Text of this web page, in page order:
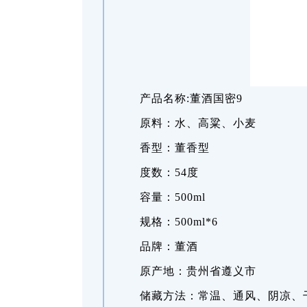
产品名称:董酒国密9
原料：水、高粱、小麦
香型：董香型
度数：54度
容量：500ml
规格：500ml*6
品牌：董酒
原产地：贵州省遵义市
储藏方法：常温、通风、阴凉、